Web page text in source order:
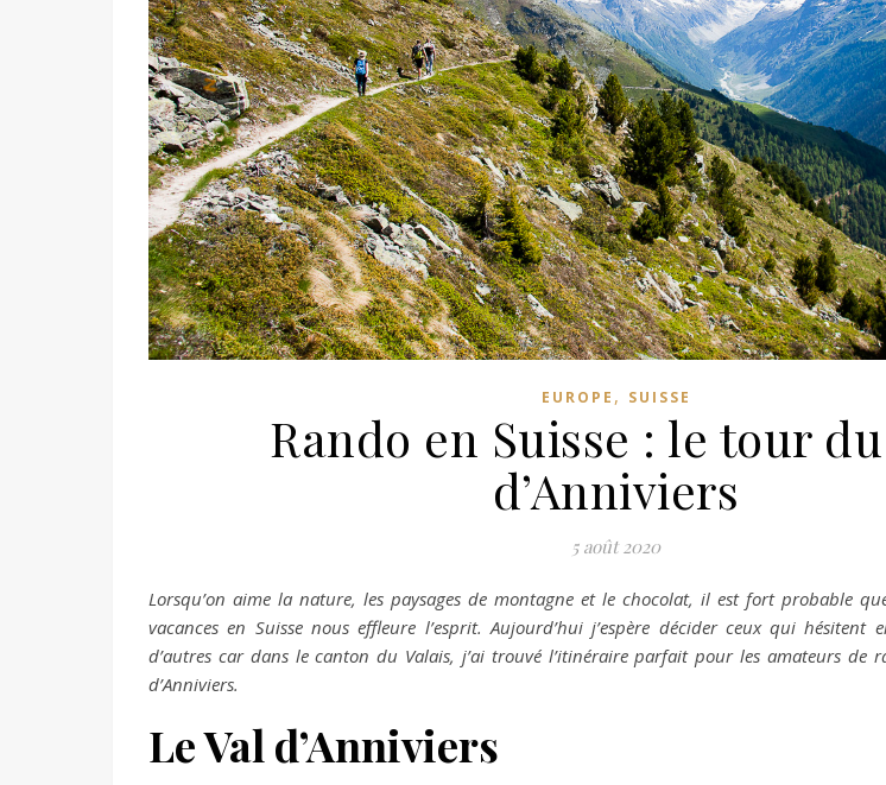
EUROPE , SUISSE
Rando en Suisse : le tour
d’Anniviers
5 août 2020
Lorsqu’on aime la nature, les paysages de montagne et le chocolat, il est fort probable
vacances en Suisse nous effleure l’esprit. Aujourd’hui j’espère décider ceux qui hésitent
d’autres car dans le canton du Valais, j’ai trouvé l’itinéraire parfait pour les amateurs de
d’Anniviers.
Le Val d’Anniviers